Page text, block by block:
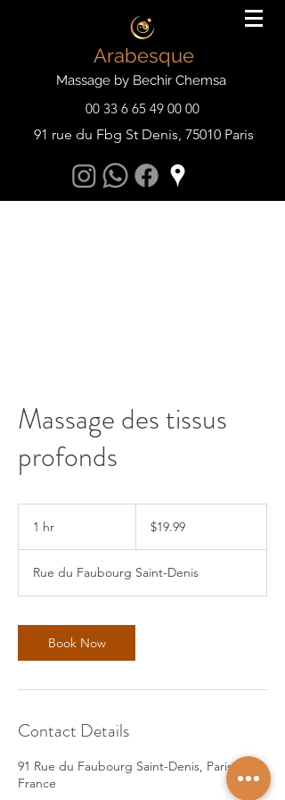
Arabesque
Massage by Bechir Chemsa
00 33 6 65 49 00 00
91 rue du Fbg St Denis, 75010 Paris
Massage des tissus
profonds
1 hr
dollars$19.99
Rue du Faubourg Saint-Denis
Book Now
Contact Details
91 Rue du Faubourg Saint-Denis, Paris,
France